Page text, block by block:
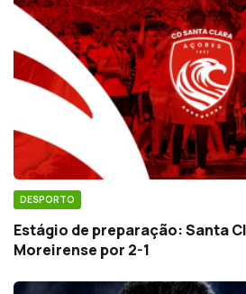
DESPORTO
Estágio de preparação: Santa
Moreirense por 2-1